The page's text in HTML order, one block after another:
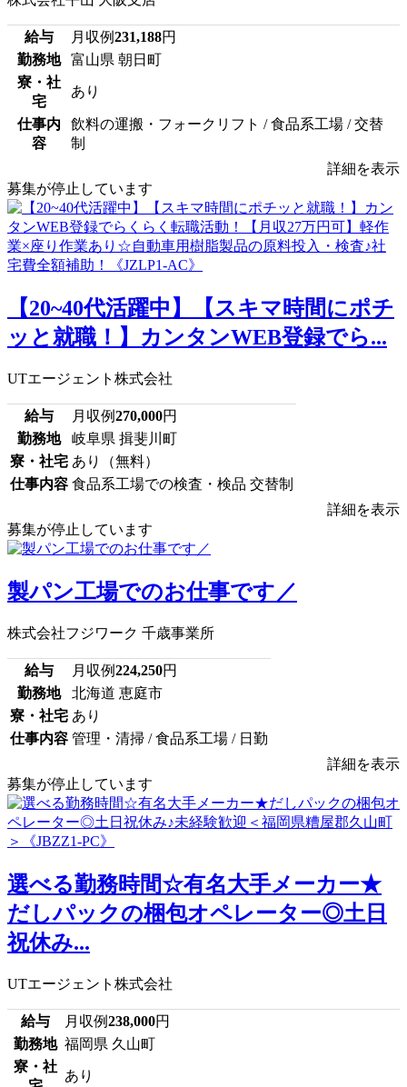
給与 月収例231,188円
勤務地
富山県 朝日町
寮・社
宅
あり
仕事内
容
飲料の運搬・フォークリフト / 食品系工場 / 交替
制
詳細を表示
募集が停止しています
【20~40代活躍中】【スキマ時間にポチ
ッと就職！】カンタンWEB登録でら...
UTエージェント株式会社
給与 月収例270,000円
勤務地
岐阜県 揖斐川町
寮・社宅 あり（無料）
仕事内容 食品系工場での検査・検品 交替制
詳細を表示
募集が停止しています
製パン工場でのお仕事です／
株式会社フジワーク 千歳事業所
給与 月収例224,250円
勤務地
北海道 恵庭市
寮・社宅 あり
仕事内容 管理・清掃 / 食品系工場 / 日勤
詳細を表示
募集が停止しています
選べる勤務時間☆有名大手メーカー★
だしパックの梱包オペレーター◎土日
祝休み...
UTエージェント株式会社
給与 月収例238,000円
勤務地 福岡県 久山町
寮・社
あり